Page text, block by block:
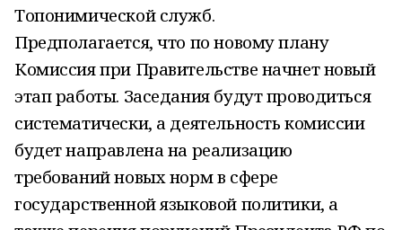
Топонимической служб.
Предполагается, что по новому плану
Комиссия при Правительстве начнет новый
этап работы. Заседания будут проводиться
систематически, а деятельность комиссии
будет направлена на реализацию
требований новых норм в сфере
государственной языковой политики, а